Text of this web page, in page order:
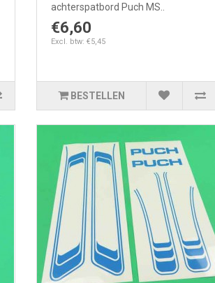
achterspatbord Puch MS..
€6,60
Excl. btw: €5,45
BESTELLEN